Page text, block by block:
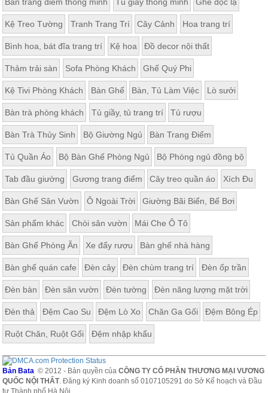
Kệ Treo Tường Tranh Trang Trí Cây Cảnh Hoa trang trí
Bình hoa, bát đĩa trang trí Kệ hoa Đồ decor nội thất
Thảm trải sàn Sofa Phòng Khách Ghế Quý Phi
Kệ Tivi Phòng Khách Bàn Ghế Bàn, Tủ Làm Việc Lò sưởi
Bàn trà phòng khách Tủ giầy, tủ trang trí Tủ rượu
Bàn Trà Thủy Sinh Bộ Giường Ngủ Bàn Trang Điểm
Tủ Quần Áo Bộ Bàn Ghế Phòng Ngủ Bộ Phòng ngủ đồng bộ
Tab đầu giường Gương trang điểm Cây treo quần áo Xích Đu
Bàn Ghế Sân Vườn Ô Ngoài Trời Giường Bãi Biển, Bể Bơi
Sản phẩm khác Chòi sân vườn Mái Che Ô Tô
Bàn Ghế Phòng Ăn Xe đẩy rượu Bàn ghế nhà hàng
Bàn ghế quán cafe Đèn cây Đèn chùm trang trí Đèn ốp trần
Đèn bàn Đèn sân vườn Đèn tường Đèn năng lượng mặt trời
Đèn thả Đệm Cao Su Đệm Lò Xo Chăn Ga Gối Đệm Bông Ép
Ruột Chăn, Ruột Gối Đệm nhập khẩu
Bản Bata © 2012 - Bản quyền củaCÔNG TY CỔ PHẦN THƯƠNG MẠI VƯƠNG
QUỐC NỘI THẤT. Đăng ký Kinh doanh số 0107105291 do Sở Kế hoạch và Đầu
tư Thành phố Hà Nội.